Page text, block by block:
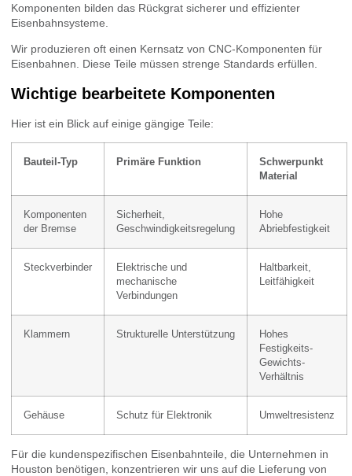
Komponenten bilden das Rückgrat sicherer und effizienter
Eisenbahnsysteme.
Wir produzieren oft einen Kernsatz von CNC-Komponenten für
Eisenbahnen. Diese Teile müssen strenge Standards erfüllen.
Wichtige bearbeitete Komponenten
Hier ist ein Blick auf einige gängige Teile:
Bauteil-Typ Primäre Funktion
Schwerpunkt
Material
Komponenten
der Bremse
Sicherheit,
Geschwindigkeitsregelung
Hohe
Abriebfestigkeit
Steckverbinder
Elektrische und
mechanische
Verbindungen
Haltbarkeit,
Leitfähigkeit
Klammern Strukturelle Unterstützung
Hohes
Festigkeits-
Gewichts-
Verhältnis
Gehäuse Schutz für Elektronik Umweltresistenz
Für die kundenspezifischen Eisenbahnteile, die Unternehmen in
Houston benötigen, konzentrieren wir uns auf die Lieferung von